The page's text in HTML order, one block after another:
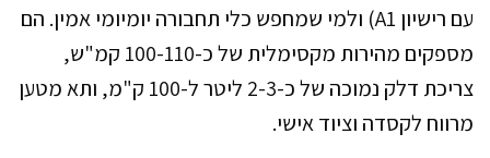
עם רישיון A1) ולמי שמחפש כלי תחבורה יומיומי אמין. הם
מספקים מהירות מקסימלית של כ-100-110 קמ"ש,
צריכת דלק נמוכה של כ-2-3 ליטר ל-100 ק"מ, ותא מטען
מרווח לקסדה וציוד אישי.